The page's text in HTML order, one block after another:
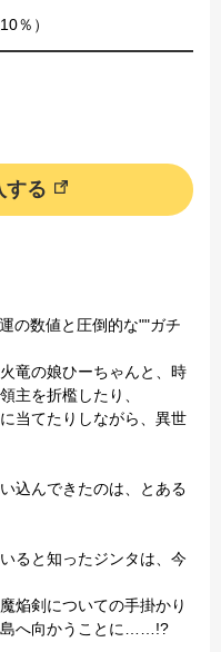
％）
する
の数値と圧倒的な""ガチ
竜の娘ひーちゃんと、時
主を折檻したり、
当てたりしながら、異世
込んできたのは、とある
ると知ったジンタは、今
焔剣についての手掛かり
島へ向かうことに……!?